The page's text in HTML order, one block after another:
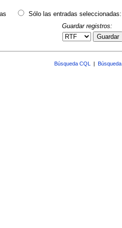
Sólo las entradas seleccionadas:
Guardar registros:
Guardar
Búsqueda CQL